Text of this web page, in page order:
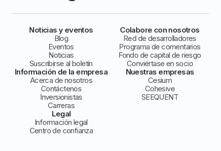
Noticias y eventos
Blog
Eventos
Noticias
Suscribirse al boletín
Colabore con nosotros
Red de desarrolladores
Programa de comentarios
Fondo de capital de riesgo
Conviértase en socio
Información de la empresa
Acerca de nosotros
Contáctenos
Inversionistas
Carreras
Nuestras empresas
Cesium
Cohesive
SEEQUENT
Legal
Información legal
Centro de confianza